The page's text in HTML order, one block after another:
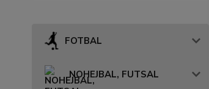
FOTBAL
NOHEJBAL, FUTSAL